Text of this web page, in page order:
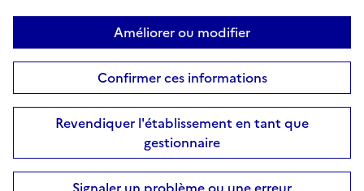
Améliorer ou modifier
Confirmer ces informations
Revendiquer l'établissement en tant que
gestionnaire